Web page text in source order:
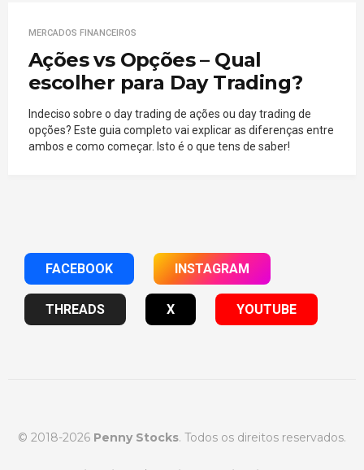
MERCADOS FINANCEIROS
Ações vs Opções – Qual
escolher para Day Trading?
Indeciso sobre o day trading de ações ou day trading de
opções? Este guia completo vai explicar as diferenças entre
ambos e como começar. Isto é o que tens de saber!
FACEBOOK INSTAGRAM
THREADS X YOUTUBE
© 2018-2026 Penny Stocks. Todos os direitos reservados.